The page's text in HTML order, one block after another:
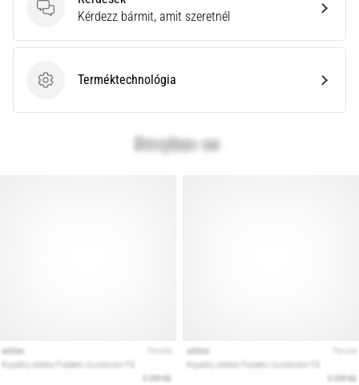
KérdésekKérdezz bármit, amit szeretnél
Terméktechnológia
Terméktechnológia